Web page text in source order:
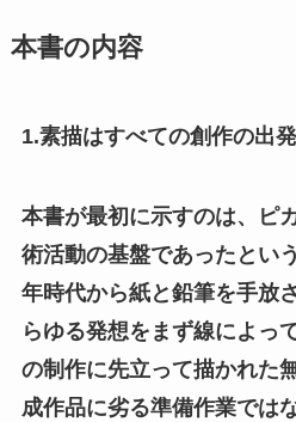
本書の内容
1.素描はすべての創作の出
本書が最初に示すのは、ピ
術活動の基盤であったとい
年時代から紙と鉛筆を手放
らゆる発想をまず線によっ
の制作に先立って描かれた
成作品に劣る準備作業では